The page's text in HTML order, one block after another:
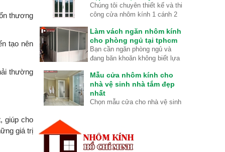
thương
tạo nên
thường
giúp cho
giá trị
trong năm 2025 Hãy để nhôm
kính HCM tư vấn cho bạn nhé.
giữa tôi và bạn thân tại quán cà
phê giữa trưa hè tại HCM với
Chúng tôi chuyên thiết kế và thi
công cửa nhôm kính 1 cánh 2
chất lượng tốt nhất.
Làm vách ngăn nhôm kính
cho phòng ngủ tại tphcm
Bạn cần ngăn phòng ngủ và
đang băn khoăn không biết lựa
nhất. Lựa chọn loại vách ngăn
phòng ngủ nào có độ bền cao và
giá rẻ tiết kiệm chi phí mà lại có
thể cách nhiệt để sử dụng máy
Mẫu cửa nhôm kính cho
nhà vệ sinh nhà tắm đẹp
nhất
Chọn mẫu cửa cho nhà vệ sinh